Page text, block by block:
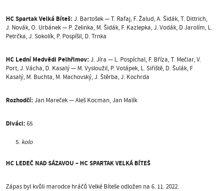
HC Spartak Velká Bíteš: J. Bartošek — T. Rafaj, F. Žalud, A. Šidák, T. Dittrich,
J. Novák, O. Urbánek — P. Zelinka, M. Šidák, F. Kazlepka, J. Vodák, D Jarolím, L.
Petrčka, J. Sokolík, P. Pospíšil, D. Trnka
HC Lední Medvědi Pelhřimov: J. Jíra — L. Pospíchal, F. Bříza, T. Mečiar, V.
Port, J. Vácha, D. Kasalý — M. Vysloužil, P. Votápek, L. Siřiště, D. Šulák, F
Kasalý, M. Buchta, M. Machovský, J. Štěrba, J. Kochrda
Rozhodčí: Jan Mareček — Aleš Kocman, Jan Malík
Diváci: 65
kolo
HC LEDEČ NAD SÁZAVOU – HC SPARTAK VELKÁ BÍTEŠ
Zápas byl kvůli marodce hráčů Velké Bíteše odložen na 6. 11. 2022.